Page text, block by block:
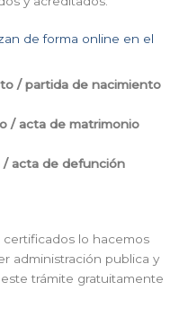
de forma online en el
/ partida de nacimiento
/ acta de matrimonio
acta de defunción
lo hacemos
administración publica y
trámite gratuitamente